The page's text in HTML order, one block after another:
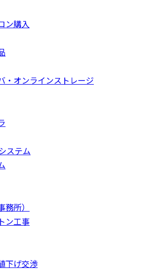
ン購入
・オンラインストレージ
ステム
所）
ン工事
下げ交渉